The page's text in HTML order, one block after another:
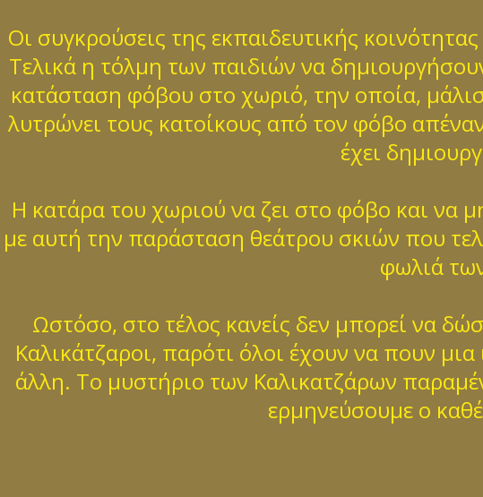
Οι συγκρούσεις της εκπαιδευτικής
Τελικά η τόλμη των παιδιών να
κατάσταση φόβου στο χωριό, την οποία,
λυτρώνει τους κατοίκους από τον φόβο
έχει
Η κατάρα του χωριού να ζει στο φόβο και να
με αυτή την παράσταση θεάτρου σκιών που
φωλιά
Ωστόσο, στο τέλος κανείς δεν μπορεί να
Καλικάτζαροι, παρότι όλοι έχουν να πουν
άλλη. Το μυστήριο των Καλικατζάρων
ερμηνεύσουμε ο